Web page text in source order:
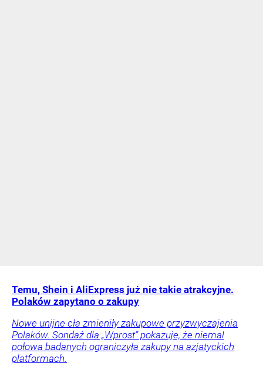
Temu, Shein i AliExpress już nie takie atrakcyjne.
Polaków zapytano o zakupy
Nowe unijne cła zmieniły zakupowe przyzwyczajenia
Polaków. Sondaż dla „Wprost” pokazuje, że niemal
połowa badanych ograniczyła zakupy na azjatyckich
platformach.